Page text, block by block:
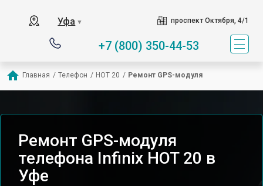
Уфа ▼ проспект Октября, 4/1
+7 (800) 350-44-53
Главная / Телефон / HOT 20 / Ремонт GPS-модуля
Ремонт GPS-модуля
телефона Infinix HOT 20 в
Уфе